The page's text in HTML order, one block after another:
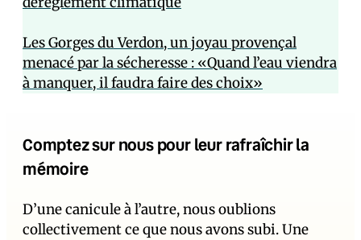
Les Gorges du Verdon, un joyau provençal
menacé par la sécheresse : «Quand l’eau viendra
à manquer, il faudra faire des choix»
Comptez sur nous pour leur rafraîchir la
mémoire
D’une canicule à l’autre, nous oublions
collectivement ce que nous avons subi. Une